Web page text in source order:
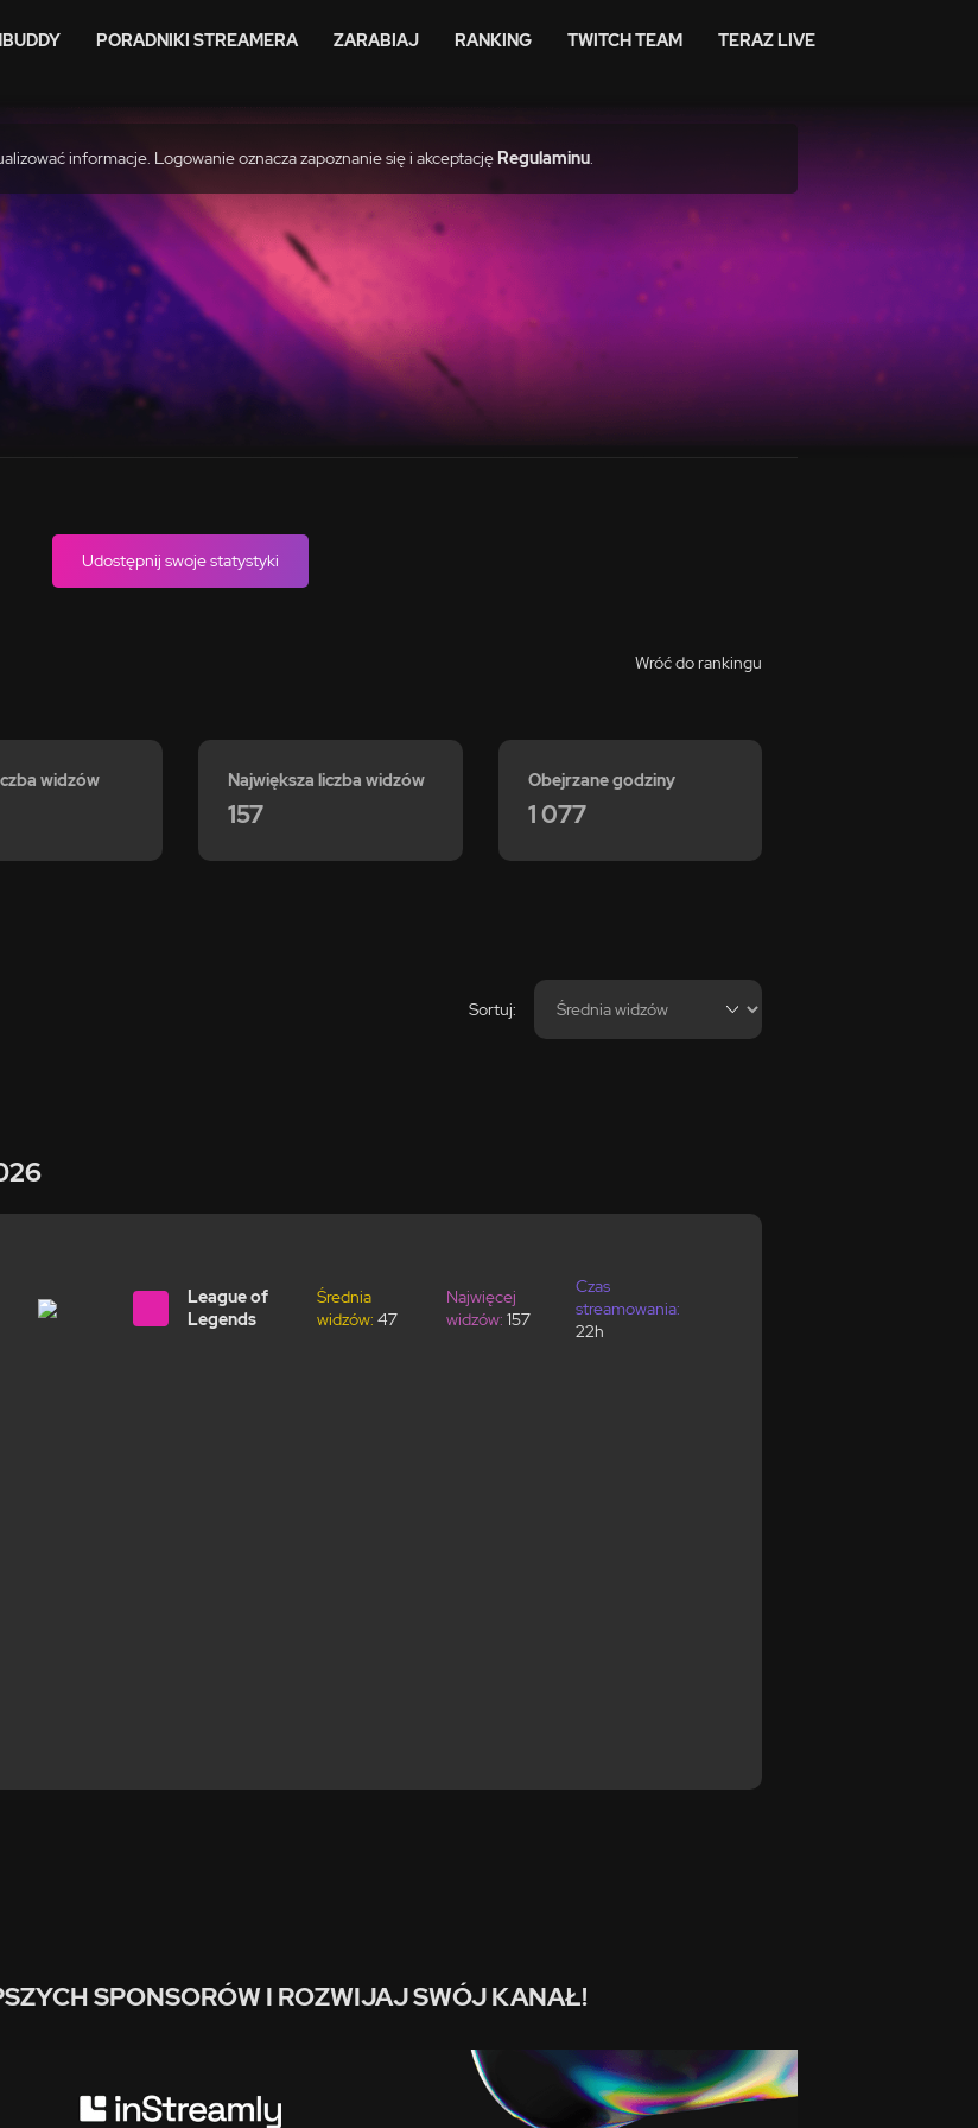
PORADNIKI STREAMERA ZARABIAJ RANKING TWITCH TEAM TERAZ LIVE
informacje. Logowanie oznacza zapoznanie się i akceptacjęRegulaminu.
Udostępnij swoje statystyki
Wróć do rankingu
widzów Największa liczba widzów
157
Obejrzane godziny
1 077
Sortuj:
League of
Legends
Średnia
widzów: 47
Najwięcej
widzów: 157
Czas
streamowania:
22h
SPONSORÓW I ROZWIJAJ SWÓJ KANAŁ!